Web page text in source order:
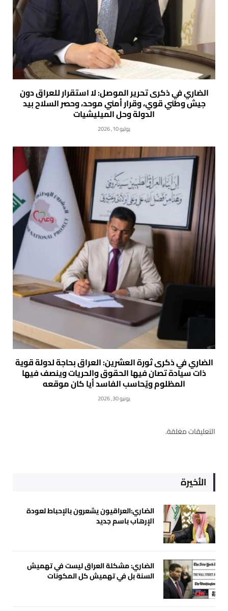
الضاري في ذكرى تحرير الموصل: لا استقرار للعراق دون
جيش وطني قوي، وقرار أمني موحد، وحصر السلاح بيد
الدولة وحل الميليشيات
يوليو 10, 2026
الضاري في ذكرى ثورة العشرين: العراق بحاجة لدولة قوية
ذات سيادة تصان فيها الحقوق والحريات وينصف فيها
المظلوم ويُحاسب الفاسد أيا كان موقعه
يونيو 30, 2026
التعليقات مغلقة.
الأخيرة
الضاري:العراقيون يشعرون بالإحباط لعودة
الإرهاب باسم جديد
الضاري: مشكلة العراق ليست في تهميش
السنة بل في تهميش كل المكونات